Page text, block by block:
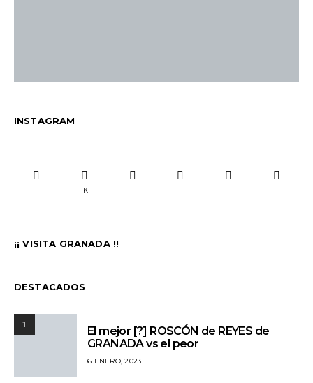
INSTAGRAM
1K
¡¡ VISITA GRANADA !!
DESTACADOS
1
El mejor [?] ROSCÓN de REYES de
GRANADA vs el peor
6 ENERO, 2023